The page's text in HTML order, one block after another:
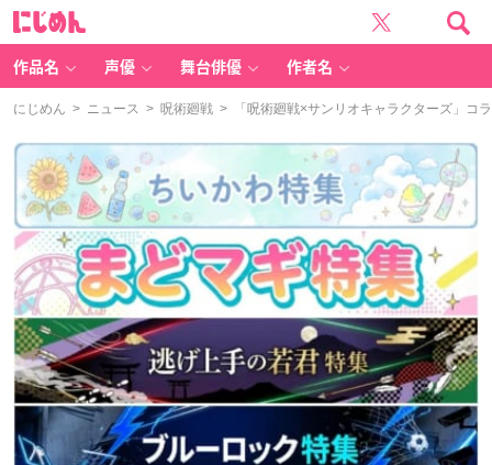
作品名 声優 舞台俳優 作者名
にじめん > ニュース > 呪術廻戦 > 「呪術廻戦×サンリオキャラクターズ」コ